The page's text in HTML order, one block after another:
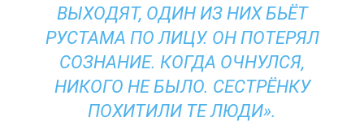
ВЫХОДЯТ, ОДИН ИЗ НИХ БЬЁТ
РУСТАМА ПО ЛИЦУ. ОН ПОТЕРЯЛ
СОЗНАНИЕ. КОГДА ОЧНУЛСЯ,
НИКОГО НЕ БЫЛО. СЕСТРЁНКУ
ПОХИТИЛИ ТЕ ЛЮДИ».